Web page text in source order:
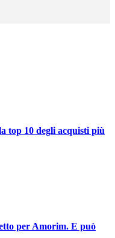
top 10 degli acquisti più
per Amorim. E può